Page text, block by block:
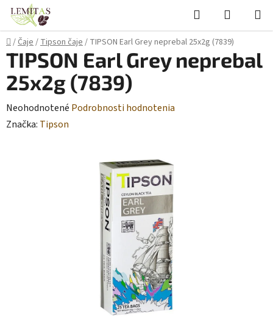
Prejsť
obsah
Hľadať
KOŠÍK
Domov
/Čaje/Tipson čaje/ TIPSON Earl Grey neprebal 25x2g (7839)
TIPSON Earl Grey neprebal
25x2g (7839)
Priemerné
hodnotenie
Neohodnotené Podrobnosti hodnotenia
Značka: Tipson